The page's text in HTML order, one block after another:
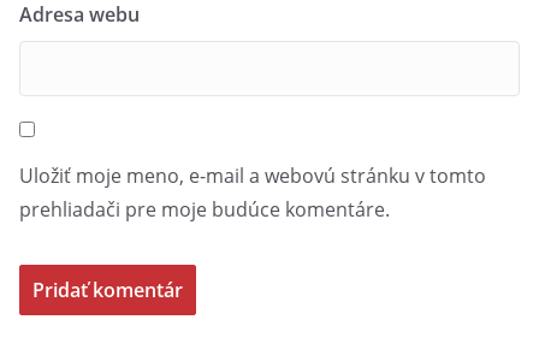
Adresa webu
Uložiť moje meno, e-mail a webovú stránku v tomto
prehliadači pre moje budúce komentáre.